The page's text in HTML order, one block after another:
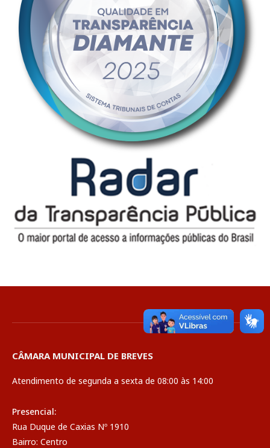
CÂMARA MUNICIPAL DE BREVES
Atendimento de segunda a sexta de 08:00 às 14:00
Presencial:
Rua Duque de Caxias Nº 1910
Bairro: Centro